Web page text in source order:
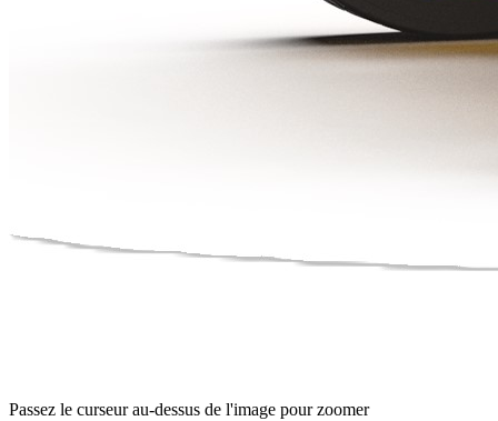
Passez le curseur au-dessus de l'image pour zoomer